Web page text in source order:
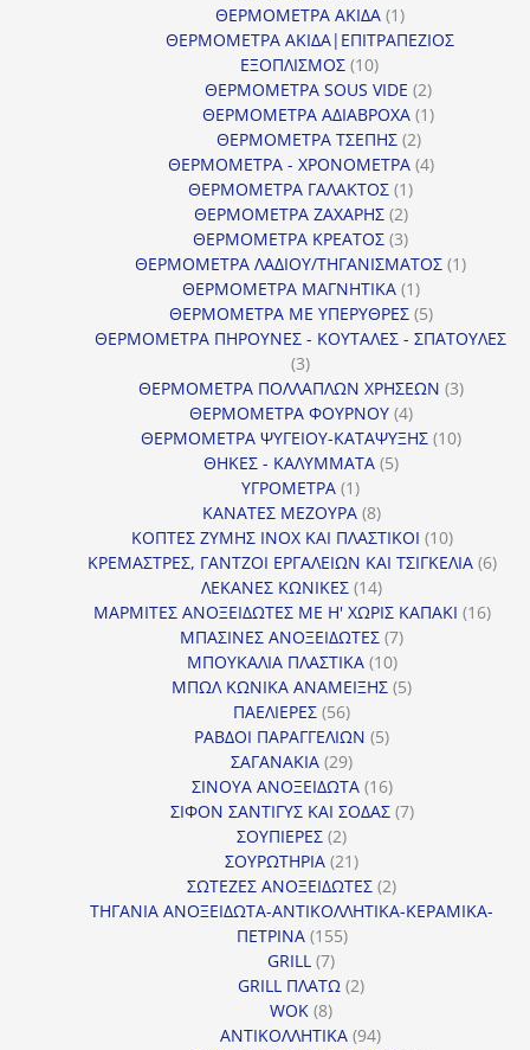
προϊόντα
ΘΕΡΜΟΜΕΤΡΑ ΑΚΙΔΑ 11
προϊόν
ΘΕΡΜΟΜΕΤΡΑ ΑΚΙΔΑ|ΕΠΙΤΡΑΠΕΖΙΟΣ
ΕΞΟΠΛΙΣΜΟΣ 1010
προϊόντα
ΘΕΡΜΟΜΕΤΡΑ SOUS VIDE 22
προϊόντα
ΘΕΡΜΟΜΕΤΡΑ ΑΔΙΑΒΡΟΧΑ 11
ΘΕΡΜΟΜΕΤΡΑ ΤΣΕΠΗΣ 22
προϊόντα
ΘΕΡΜΟΜΕΤΡΑ - ΧΡΟΝΟΜΕΤΡΑ 44
ΘΕΡΜΟΜΕΤΡΑ ΓΑΛΑΚΤΟΣ 11
προϊόν
ΘΕΡΜΟΜΕΤΡΑ ΖΑΧΑΡΗΣ 22
προϊόντα
ΘΕΡΜΟΜΕΤΡΑ ΚΡΕΑΤΟΣ 33
προϊόντα
ΘΕΡΜΟΜΕΤΡΑ ΛΑΔΙΟΥ/ΤΗΓΑΝΙΣΜΑΤΟΣ 11
ΘΕΡΜΟΜΕΤΡΑ ΜΑΓΝΗΤΙΚΑ 11
προϊόν
ΘΕΡΜΟΜΕΤΡΑ ΜΕ ΥΠΕΡΥΘΡΕΣ 55
προϊόντα
ΘΕΡΜΟΜΕΤΡΑ ΠΗΡΟΥΝΕΣ - ΚΟΥΤΑΛΕΣ - ΣΠΑΤΟΥΛΕΣ
33
προϊόντα
ΘΕΡΜΟΜΕΤΡΑ ΠΟΛΛΑΠΛΩΝ ΧΡΗΣΕΩΝ 33
ΘΕΡΜΟΜΕΤΡΑ ΦΟΥΡΝΟΥ 44
προϊόντα
ΘΕΡΜΟΜΕΤΡΑ ΨΥΓΕΙΟΥ-ΚΑΤΑΨΥΞΗΣ 1010
ΘΗΚΕΣ - ΚΑΛΥΜΜΑΤΑ 55
ΥΓΡΟΜΕΤΡΑ 11
προϊόν
ΚΑΝΑΤΕΣ ΜΕΖΟΥΡΑ 88
προϊόντα
ΚΟΠΤΕΣ ΖΥΜΗΣ INOX ΚΑΙ ΠΛΑΣΤΙΚΟΙ 1010
προϊόντα
ΚΡΕΜΑΣΤΡΕΣ, ΓΑΝΤΖΟΙ ΕΡΓΑΛΕΙΩΝ ΚΑΙ ΤΣΙΓΚΕΛΙΑ 66
ΛΕΚΑΝΕΣ ΚΩΝΙΚΕΣ 1414
προϊόντα
ΜΑΡΜΙΤΕΣ ΑΝΟΞΕΙΔΩΤΕΣ ΜΕ Η' ΧΩΡΙΣ ΚΑΠΑΚΙ 1616
ΜΠΑΣΙΝΕΣ ΑΝΟΞΕΙΔΩΤΕΣ 77
ΜΠΟΥΚΑΛΙΑ ΠΛΑΣΤΙΚΑ 1010
προϊόντα
ΜΠΩΛ ΚΩΝΙΚΑ ΑΝΑΜΕΙΞΗΣ 55
ΠΑΕΛΙΕΡΕΣ 5656
προϊόντα
ΡΑΒΔΟΙ ΠΑΡΑΓΓΕΛΙΩΝ 55
ΣΑΓΑΝΑΚΙΑ 2929
προϊόντα
ΣΙΝΟΥΑ ΑΝΟΞΕΙΔΩΤΑ 1616
προϊόντα
ΣΙΦΟΝ ΣΑΝΤΙΓΥΣ ΚΑΙ ΣΟΔΑΣ 77
ΣΟΥΠΙΕΡΕΣ 22
προϊόντα
ΣΟΥΡΩΤΗΡΙΑ 2121
προϊόντα
ΣΩΤΕΖΕΣ ΑΝΟΞΕΙΔΩΤΕΣ 22
προϊόντα
ΤΗΓΑΝΙΑ ΑΝΟΞΕΙΔΩΤΑ-ΑΝΤΙΚΟΛΛΗΤΙΚΑ-ΚΕΡΑΜΙΚΑ-
ΠΕΤΡΙΝΑ 155155
GRILL 77
προϊόντα
GRILL ΠΛΑΤΩ 22
WOK 88
προϊόντα
ΑΝΤΙΚΟΛΛΗΤΙΚΑ 9494